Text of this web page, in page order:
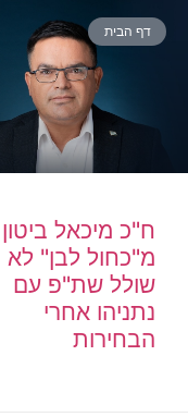
דף הבית
ח"כ מיכאל ביטון
מ"כחול לבן" לא
שולל שת"פ עם
נתניהו אחרי
הבחירות